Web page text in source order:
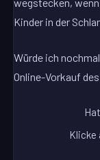
wegstecken,
Kinder in der
Würde ich
Online-Vorkauf
Klicke